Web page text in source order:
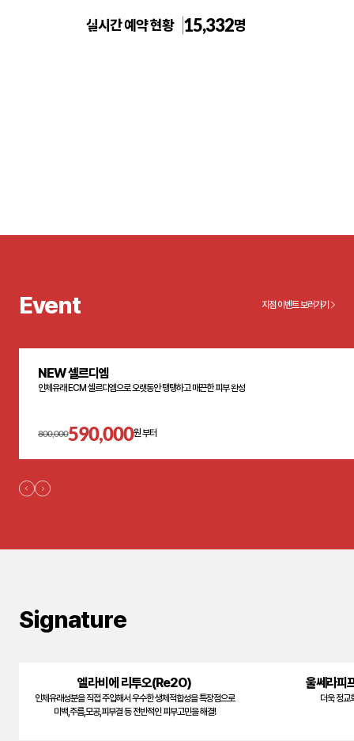
톡스앤필의원 천안신부점
실시간 예약 현황 15,332명
Event 지점 이벤트 보러가기
NEW 셀르디엠
인체유래 ECM 셀르디엠으로 오랫동안 탱탱하고 매끈한 피부 완성
800,000590,000원 부터
Signature
엘라비에 리투오(Re2O)
인체유래성분을 직접 주입해서 우수한 생체적합성을 특장점으로
미백,주름,모공,피부결 등 전반적인 피부고민을 해결!
울쎄라피
더욱 정교